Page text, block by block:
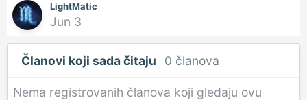
LightMatic
Jun 3
Članovi koji sada čitaju 0 članova
Nema registrovanih članova koji gledaju ovu